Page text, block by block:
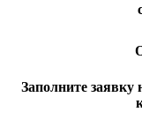
Заполните